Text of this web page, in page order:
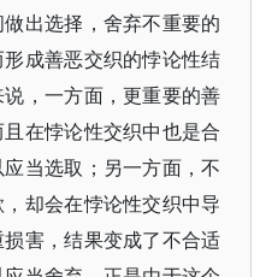
出选择，舍弃不重要的
成善恶交织的悖论性结
，一方面，更重要的善
在悖论性交织中也是合
当选取；另一方面，不
却会在悖论性交织中导
害，结果变成了不合适